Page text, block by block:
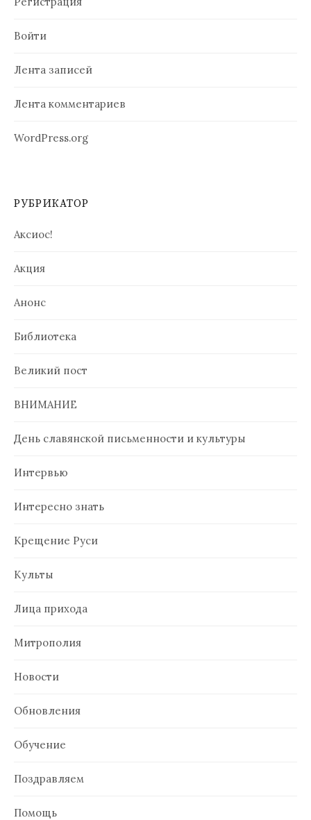
Войти
Лента записей
Лента комментариев
WordPress.org
РУБРИКАТОР
Аксиос!
Акция
Анонс
Библиотека
Великий пост
ВНИМАНИЕ
День славянской письменности и культуры
Интервью
Интересно знать
Крещение Руси
Культы
Лица прихода
Митрополия
Новости
Обновления
Обучение
Поздравляем
Помощь